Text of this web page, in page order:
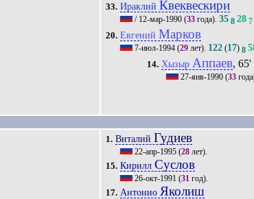
33. Ираклий Квеквескири
/ 12-мар-1990 (33 года).35 8 28 7
20. Евгений Марков
7-июл-1994 (29 лет). 122 (17) 8
14. ХызырАппаев, 65'
27-янв-1990(33
1. Виталий Гудиев
22-апр-1995 (28 лет).
15. КириллСуслов
26-окт-1991 (31 год).
17. Антонио Яколиш